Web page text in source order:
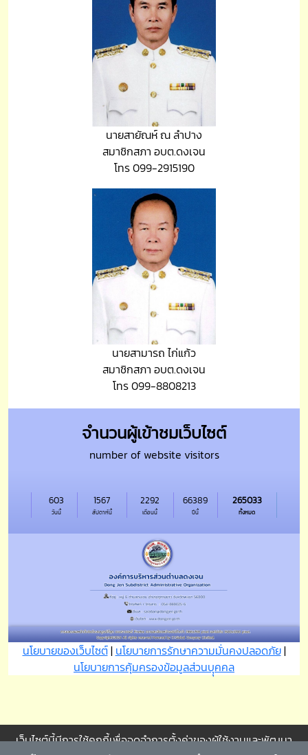
นายสายัณห์ ณ ลำปาง
สมาชิกสภา อบต.ดงเจน
โทร 099-2915190
นายสามารถ ไก่แก้ว
สมาชิกสภา อบต.ดงเจน
โทร 099-8808213
จำนวนผู้เข้าชมเว็บไซต์
number of website visitors
วันนี้
603
สัปดาห์นี้
1567
เดือนนี้
2292
ปีนี้
66389
ทั้งหมด
265033
นโยบายของเว็บไซต์| นโยบายการรักษาความมั่นคงปลอดภัย|
นโยบายการคุ้มครองข้อมูลส่วนบุุคคล
เว็บไซต์นี้มีการใช้คุกกี้เพื่อจดจำการตั้งค่าของผู้ใช้งานและพัฒนา